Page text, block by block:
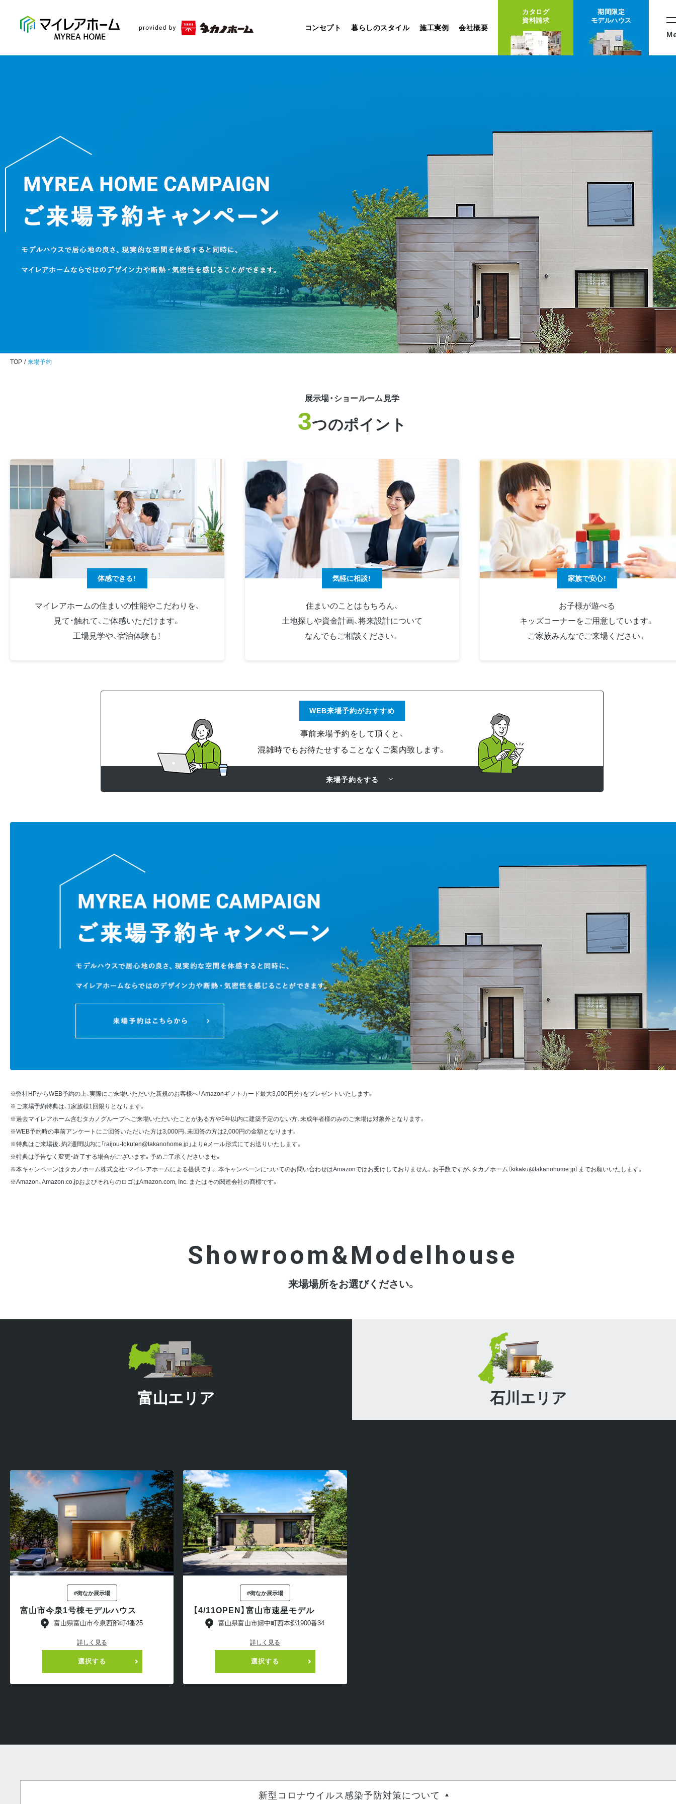
コンセプト 暮らしのスタイル 施工実例 会社概要
カタログ
資料請求
期間限定
モデルハウス
TOP 来場予約
展示場・ショールーム見学
3つのポイント
体感できる！
マイレアホームの住まいの性能やこだわりを、
見て・触れて、ご体感いただけます。
工場見学や、宿泊体験も！
気軽に相談！
住まいのことはもちろん、
土地探しや資金計画、将来設計について
なんでもご相談ください。
家族で安心！
お子様が遊べる
キッズコーナーをご用意しています。
ご家族みんなでご来場ください。
WEB来場予約がおすすめ
事前来場予約をして頂くと、
混雑時でもお待たせすることなくご案内致します。
来場予約をする
※弊社HPからWEB予約の上、実際にご来場いただいた新規のお客様へ「Amazonギフトカード最大3,000円分」をプレゼントいたします。
※ご来場予約特典は、1家族様1回限りとなります。
※過去マイレアホーム含むタカノグループへご来場いただいたことがある方や5年以内に建築予定のない方、未成年者様のみのご来場は対象外となります。
※WEB予約時の事前アンケートにご回答いただいた方は3,000円、未回答の方は2,000円の金額となります。
※特典はご来場後、約2週間以内に「raijou-tokuten@takanohome.jp」よりeメール形式にてお送りいたします。
※特典は予告なく変更・終了する場合がございます。予めご了承くださいませ。
※本キャンペーンはタカノホーム株式会社・マイレアホームによる提供です。 本キャンペーンについてのお問い合わせはAmazonではお受けしておりません。お手数ですが、タカノホーム（kikaku@takanohome.jp）までお願いいたします。
※Amazon、Amazon.co.jpおよびそれらのロゴはAmazon.com, Inc. またはその関連会社の商標です。
Showroom&Modelhouse
来場場所をお選びください。
富山エリア 石川エリア
#街なか展示場
富山市今泉1号棟モデルハウス
富山県富山市今泉西部町4番25
詳しく見る
選択する
#街なか展示場
【4/11OPEN】富山市速星モデル
富山県富山市婦中町西本郷1900番34
詳しく見る
選択する
新型コロナウイルス感染予防対策について